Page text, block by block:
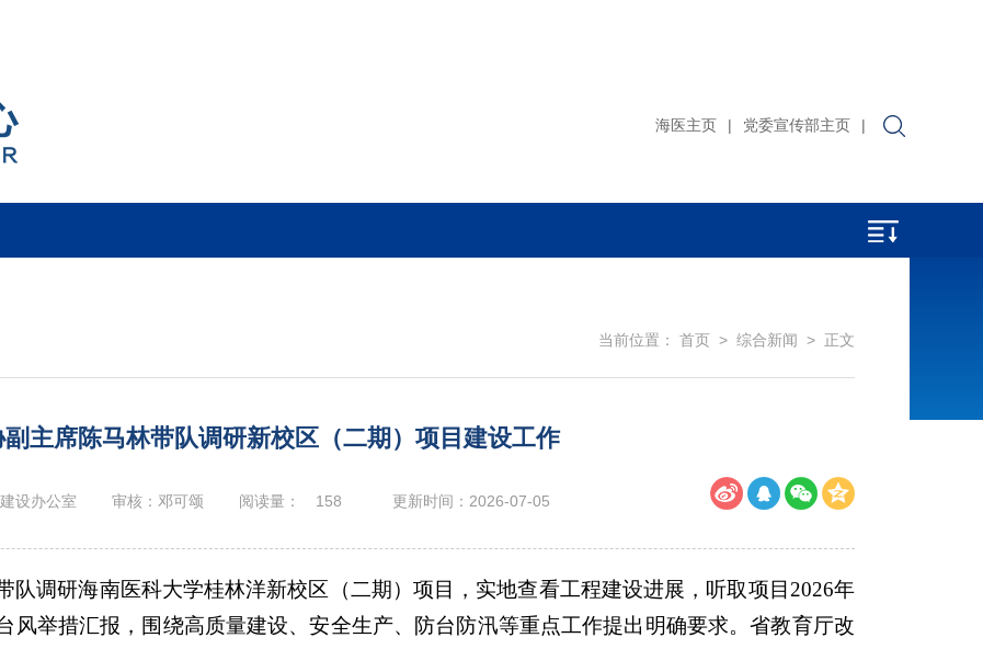
海医主页 | 党委宣传部主页 |
当前位置： 首页> 综合新闻 > 正文
主席陈马林带队调研新校区（二期）项目建设工作
设办公室 审核：邓可颂 阅读量： 158 更新时间：2026-07-05
队调研海南医科大学桂林洋新校区（二期）项目，实地查看工程建设进展，听取项目2026年
风举措汇报，围绕高质量建设、安全生产、防台防汛等重点工作提出明确要求。省教育厅改